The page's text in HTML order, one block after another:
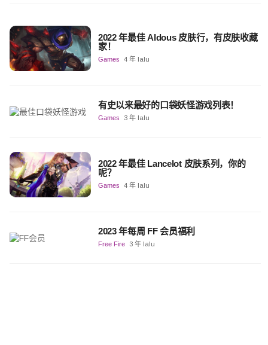
2022 年最佳 Aldous 皮肤行，有皮肤收藏
家！
Games 4 年 lalu
有史以来最好的口袋妖怪游戏列表！
Games 3 年 lalu
2022 年最佳 Lancelot 皮肤系列，你的
呢？
Games 4 年 lalu
2023 年每周 FF 会员福利
Free Fire 3 年 lalu